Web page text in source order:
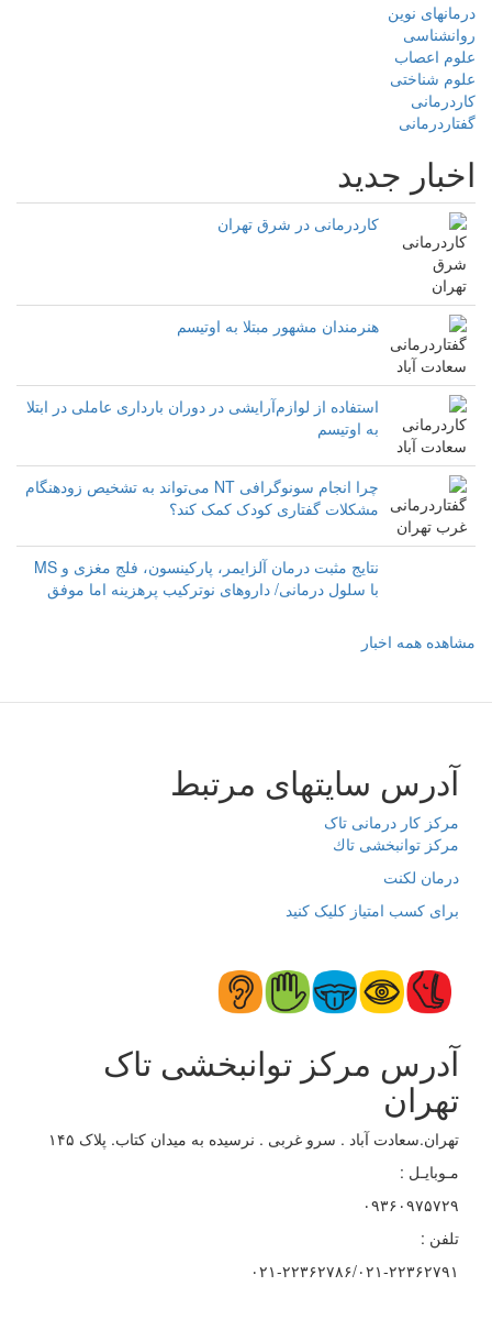
درمانهای نوین
روانشناسی
علوم اعصاب
علوم شناختی
کاردرمانی
گفتاردرمانی
اخبار جدید
کاردرمانی در شرق تهران
هنرمندان مشهور مبتلا به اوتیسم
استفاده از لوازم‌آرایشی در دوران بارداری عاملی در ابتلا
به اوتیسم
چرا انجام سونوگرافی NT می‌تواند به تشخیص زودهنگام
مشکلات گفتاری کودک کمک کند؟
نتایج مثبت درمان آلزایمر، پارکینسون، فلج مغزی و MS
با سلول درمانی/ داروهای نوترکیب پرهزینه اما موفق‌‌
مشاهده همه اخبار
آدرس سایتهای مرتبط
مرکز کار درمانی تاک
مرکز توانبخشی تاك
درمان لکنت
برای کسب امتیاز کلیک کنید
آدرس مرکز توانبخشی تاک
تهران
تهران.سعادت آباد . سرو غربی . نرسیده به میدان کتاب. پلاک ۱۴۵
مـوبایـل :
۰۹۳۶۰۹۷۵۷۲۹
تلفن :
۰۲۱-۲۲۳۶۲۷۸۶/۰۲۱-۲۲۳۶۲۷۹۱